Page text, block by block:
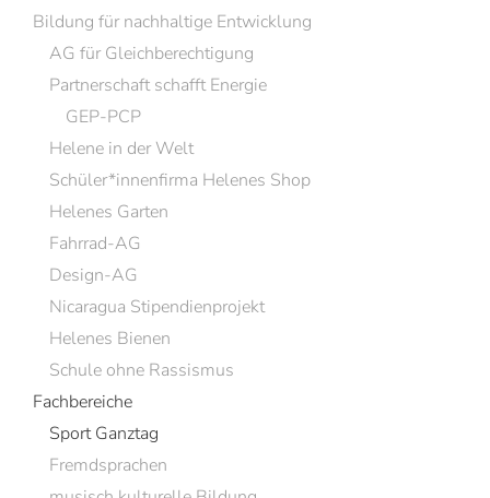
Bildung für nachhaltige Entwicklung
AG für Gleichberechtigung
Partnerschaft schafft Energie
GEP-PCP
Helene in der Welt
Schüler*innenfirma Helenes Shop
Helenes Garten
Fahrrad-AG
Design-AG
Nicaragua Stipendienprojekt
Helenes Bienen
Schule ohne Rassismus
Fachbereiche
Sport Ganztag
Fremdsprachen